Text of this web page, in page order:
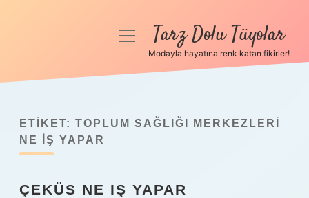
Anasayfa
Yasal Uyarı
menüyüTarz Dolu Tüyolar
Modayla hayatına renk katan fikirler!
ETIKET: TOPLUM SAĞLIĞI MERKEZLERI
NE IŞ YAPAR
ÇEKÜS NE IŞ YAPAR